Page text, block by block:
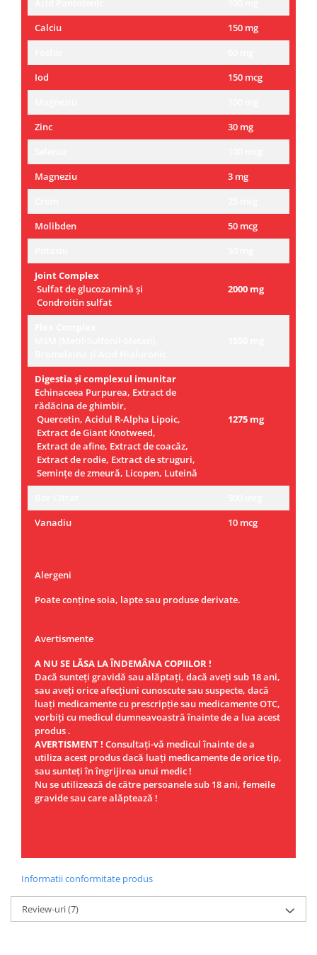
Calciu
150 mg
Iod
150 mcg
Zinc
30 mg
Magneziu
3 mg
Molibden
50 mcg
Joint Complex
Sulfat de glucozamină și
Condroitin sulfat
2000 mg
Digestia și complexul imunitar
Echinaceea Purpurea, Extract de
rădăcina de ghimbir,
Quercetin, Acidul R-Alpha Lipoic,
Extract de Giant Knotweed,
Extract de afine, Extract de coacăz,
Extract de rodie, Extract de struguri,
Semințe de zmeură, Licopen, Luteină
1275 mg
Vanadiu
10 mcg
Alergeni
Poate conține soia, lapte sau produse derivate.
Avertismente
A NU SE LĂSA LA ÎNDEMÂNA COPIILOR !
Dacă sunteţi gravidă sau alăptaţi, dacă aveţi sub 18 ani,
sau aveţi orice afecţiuni cunoscute sau suspecte, dacă
luaţi medicamente cu prescripţie sau medicamente OTC,
vorbiţi cu medicul dumneavoastră înainte de a lua acest
produs .
AVERTISMENT ! Consultaţi-vă medicul înainte de a
utiliza acest produs dacă luaţi medicamente de orice tip,
sau sunteţi în îngrijirea unui medic !
Nu se utilizează de către persoanele sub 18 ani, femeile
gravide sau care alăptează !
Informatii conformitate produs
Review-uri(7)